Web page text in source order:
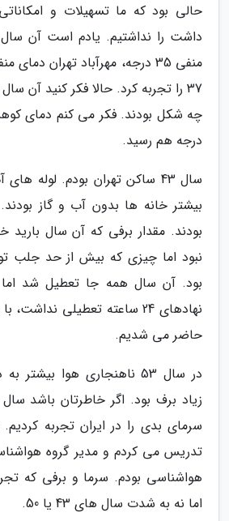
حالی بود که ما تسهیلات و
داشت را نداشتیم. یادم است آن
37 را تجربه کرد. حالا فکر کنید آن
درجه هم رسید.
سال 43 ساکن تهران بودم. لوله
بیشتر خانه ها بدون آب و گاز
بودند. مقدار برفی که آن سال
نبود اما چیزی که بیش از حد جلب
بود. آن سال همه جا تعطیل شد اما
نهادهای 24 ساعته تعطیلی
حاضر می شدیم.
در سال 53 ناهنجاری هوا
تدریس می کردم و مدیر گروه
هواشناسی بودم. سرما و برفی که
اما نه به شدت سال های 43 یا 50.